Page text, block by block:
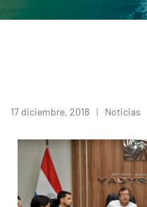
17 diciembre, 2018 Noticias